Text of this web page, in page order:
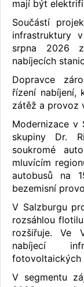
mají být
Součástí
infrastruktury
srpna 2026
nabíjecích
Dopravce
řízení nabíjení,
zátěž a provoz
Modernizace v
skupiny Dr.
soukromé
mluvícím
autobusů na
bezemisní
V Salzburgu
rozsáhlou
rozšiřuje. Ve
nabíjecí
fotovoltaických
V segmentu